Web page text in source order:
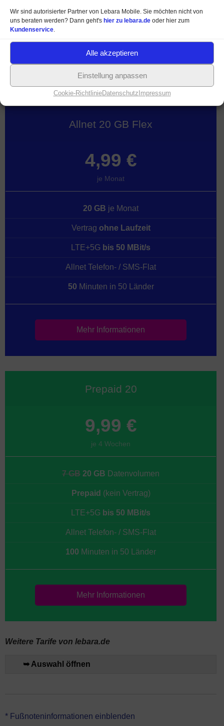
Wir sind autorisierter Partner von Lebara Mobile. Sie möchten nicht von
uns beraten werden? Dann geht's hier zu lebara.de oder hier zum
Kundenservice.
Alle akzeptieren
Einstellung anpassen
Cookie-RichtlinieDatenschutz Impressum
100Minuten in 50 Länder
Mehr Informationen
Allnet 20 GB Flex
4,99 €
je Monat
20 GB je Monat
Vertrag ohne Laufzeit
LTE+5G bis 50 MBit/s
Allnet Telefon- / SMS-Flat
50 Minuten in 50 Länder
Mehr Informationen
Prepaid 20
9,99 €
je 4 Wochen
7 GB 20 GB Datenvolumen
Prepaid (kein Vertrag)
LTE+5G bis 50 MBit/s
Allnet Telefon- / SMS-Flat
100 Minuten in 50 Länder
Mehr Informationen
Weitere Tarife von lebara.de
➥ Auswahl öffnen
*Lebara Allnet 30 GB Flex hat keine Vertragslaufzeit (monatlich
* Fußnoteninformationen einblenden